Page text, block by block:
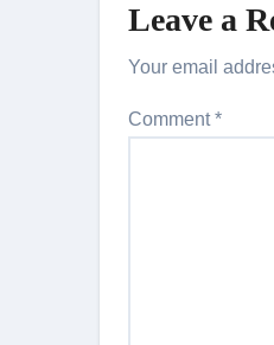
Leave a
Your email
Comment*